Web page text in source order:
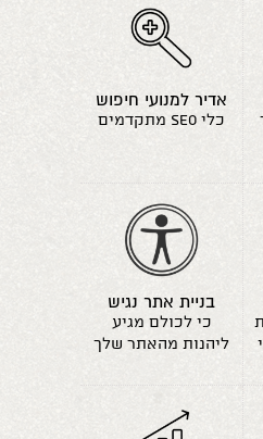
אדיר למנועי חיפוש
כלי seo מתקדמים
בניית אתר נגיש
כי לכולם מגיע
ליהנות מהאתר שלך